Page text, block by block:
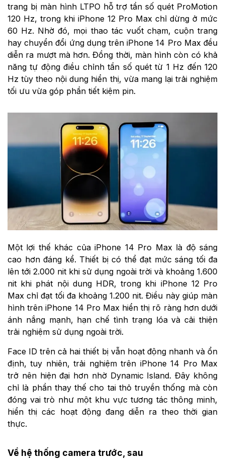
trang bị màn hình LTPO hỗ trợ tần số quét ProMotion
120 Hz, trong khi iPhone 12 Pro Max chỉ dừng ở mức
60 Hz. Nhờ đó, mọi thao tác vuốt chạm, cuộn trang
hay chuyển đổi ứng dụng trên iPhone 14 Pro Max đều
diễn ra mượt mà hơn. Đồng thời, màn hình còn có khả
năng tự động điều chỉnh tần số quét từ 1 Hz đến 120
Hz tùy theo nội dung hiển thị, vừa mang lại trải nghiệm
tối ưu vừa góp phần tiết kiệm pin.
Một lợi thế khác của iPhone 14 Pro Max là độ sáng
cao hơn đáng kể. Thiết bị có thể đạt mức sáng tối đa
lên tới 2.000 nit khi sử dụng ngoài trời và khoảng 1.600
nit khi phát nội dung HDR, trong khi iPhone 12 Pro
Max chỉ đạt tối đa khoảng 1.200 nit. Điều này giúp màn
hình trên iPhone 14 Pro Max hiển thị rõ ràng hơn dưới
ánh nắng mạnh, hạn chế tình trạng lóa và cải thiện
trải nghiệm sử dụng ngoài trời.
Face ID trên cả hai thiết bị vẫn hoạt động nhanh và ổn
định, tuy nhiên, trải nghiệm trên iPhone 14 Pro Max
trở nên hiện đại hơn nhờ Dynamic Island. Đây không
chỉ là phần thay thế cho tai thỏ truyền thống mà còn
đóng vai trò như một khu vực tương tác thông minh,
hiển thị các hoạt động đang diễn ra theo thời gian
thực.
Về hệ thống camera trước, sau